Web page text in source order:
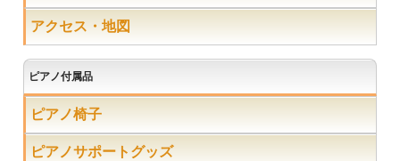
アクセス・地図
ピアノ付属品
ピアノ椅子
ピアノサポートグッズ